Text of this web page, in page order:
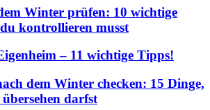
Winter prüfen: 10 wichtige
kontrollieren musst
– 11 wichtige Tipps!
dem Winter checken: 15 Dinge,
darfst